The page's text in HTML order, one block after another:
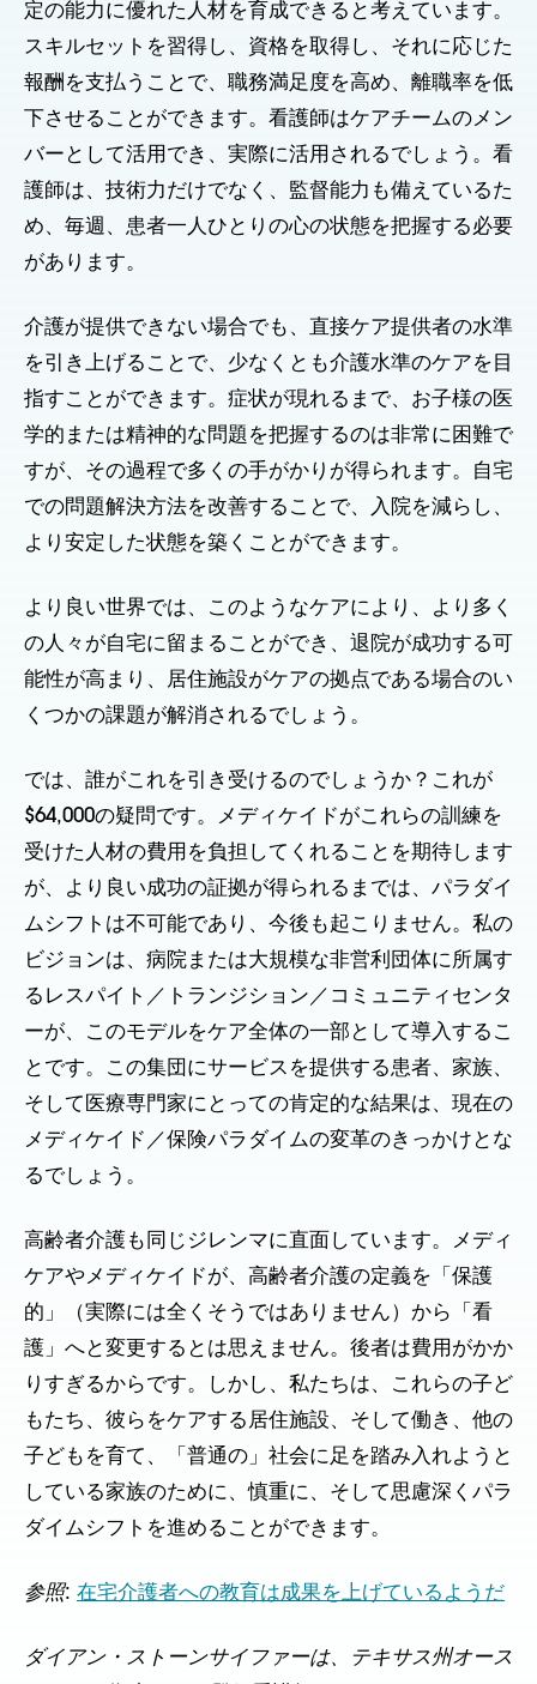
定の能力に優れた人材を育成できると考えています。
スキルセットを習得し、資格を取得し、それに応じた
報酬を支払うことで、職務満足度を高め、離職率を低
下させることができます。看護師はケアチームのメン
バーとして活用でき、実際に活用されるでしょう。看
護師は、技術力だけでなく、監督能力も備えているた
め、毎週、患者一人ひとりの心の状態を把握する必要
があります。
介護が提供できない場合でも、直接ケア提供者の水準
を引き上げることで、少なくとも介護水準のケアを目
指すことができます。症状が現れるまで、お子様の医
学的または精神的な問題を把握するのは非常に困難で
すが、その過程で多くの手がかりが得られます。自宅
での問題解決方法を改善することで、入院を減らし、
より安定した状態を築くことができます。
より良い世界では、このようなケアにより、より多く
の人々が自宅に留まることができ、退院が成功する可
能性が高まり、居住施設がケアの拠点である場合のい
くつかの課題が解消されるでしょう。
では、誰がこれを引き受けるのでしょうか？これが
$64,000の疑問です。メディケイドがこれらの訓練を
受けた人材の費用を負担してくれることを期待します
が、より良い成功の証拠が得られるまでは、パラダイ
ムシフトは不可能であり、今後も起こりません。私の
ビジョンは、病院または大規模な非営利団体に所属す
るレスパイト／トランジション／コミュニティセンタ
ーが、このモデルをケア全体の一部として導入するこ
とです。この集団にサービスを提供する患者、家族、
そして医療専門家にとっての肯定的な結果は、現在の
メディケイド／保険パラダイムの変革のきっかけとな
るでしょう。
高齢者介護も同じジレンマに直面しています。メディ
ケアやメディケイドが、高齢者介護の定義を「保護
的」（実際には全くそうではありません）から「看
護」へと変更するとは思えません。後者は費用がかか
りすぎるからです。しかし、私たちは、これらの子ど
もたち、彼らをケアする居住施設、そして働き、他の
子どもを育て、「普通の」社会に足を踏み入れようと
している家族のために、慎重に、そして思慮深くパラ
ダイムシフトを進めることができます。
参照: 在宅介護者への教育は成果を上げているようだ
ダイアン・ストーンサイファーは、テキサス州オース